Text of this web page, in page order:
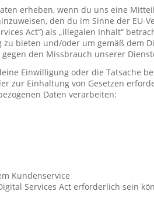
erheben, wenn du uns eine
den du im Sinne der EU-
Act“) als „illegalen Inhalt“
bieten und/oder um gemäß dem
den Missbrauch unserer
Einwilligung oder die Tatsache
zur Einhaltung von Gesetzen
Daten verarbeiten:
Kundenservice
Services Act erforderlich sein